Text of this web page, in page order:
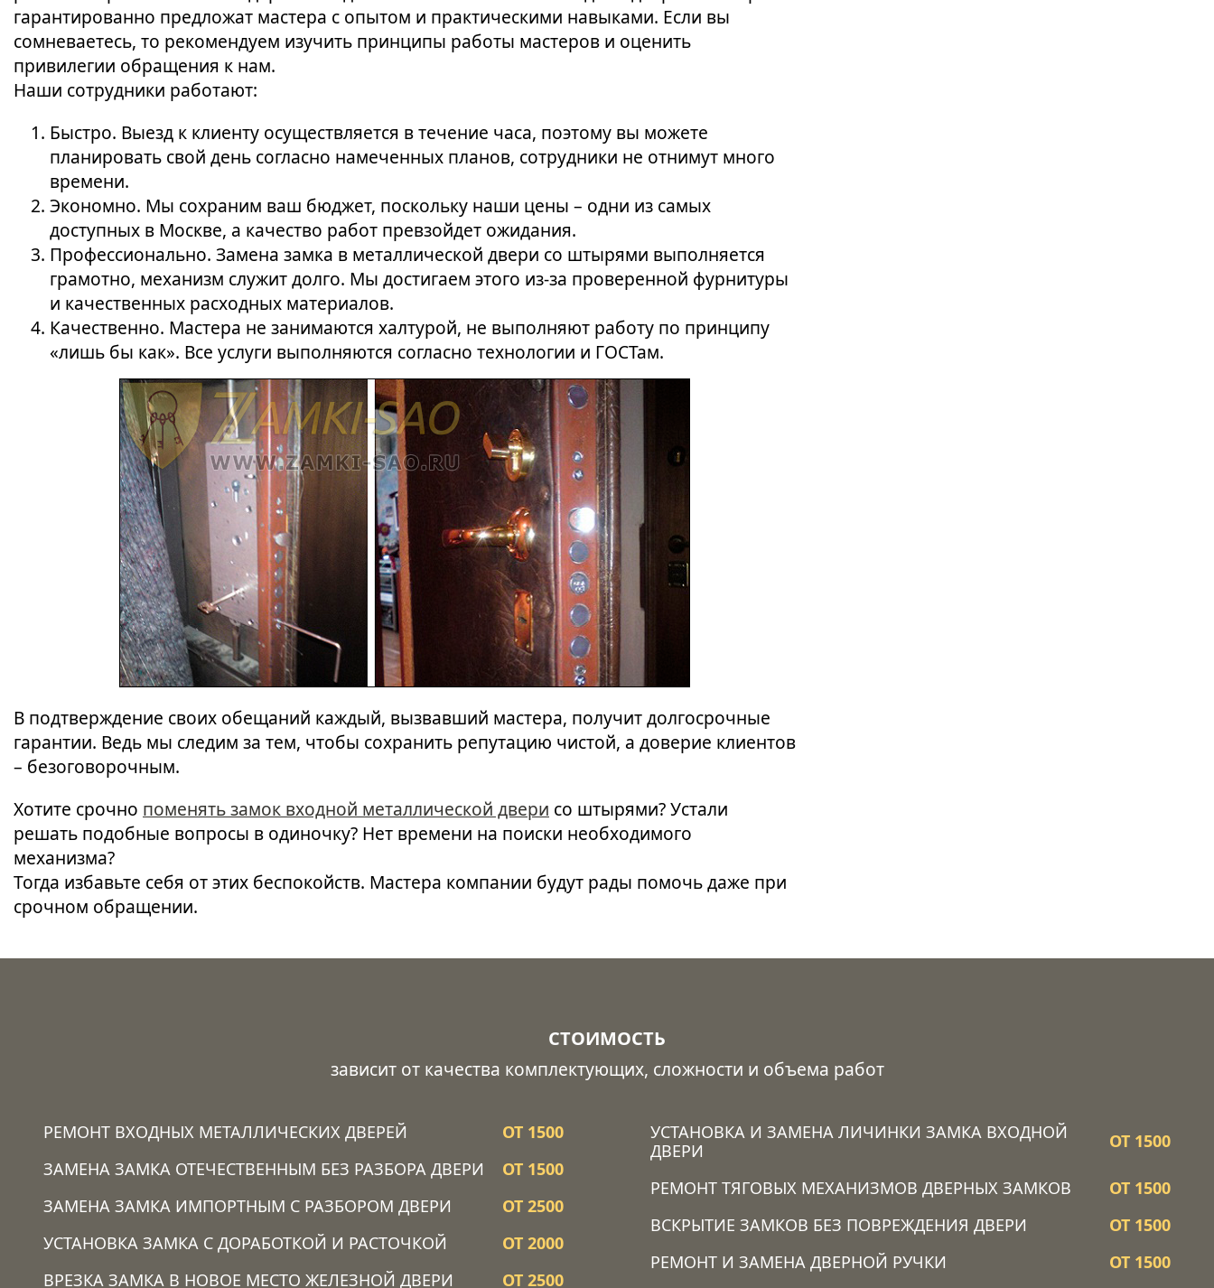
гарантированно предложат мастера с опытом и практическими навыками. Если вы
сомневаетесь, то рекомендуем изучить принципы работы мастеров и оценить
привилегии обращения к нам.
Наши сотрудники работают:
Быстро. Выезд к клиенту осуществляется в течение часа, поэтому вы можете
планировать свой день согласно намеченных планов, сотрудники не отнимут много
времени.
Экономно. Мы сохраним ваш бюджет, поскольку наши цены – одни из самых
доступных в Москве, а качество работ превзойдет ожидания.
Профессионально. Замена замка в металлической двери со штырями выполняется
грамотно, механизм служит долго. Мы достигаем этого из-за проверенной фурнитуры
и качественных расходных материалов.
Качественно. Мастера не занимаются халтурой, не выполняют работу по принципу
«лишь бы как». Все услуги выполняются согласно технологии и ГОСТам.
В подтверждение своих обещаний каждый, вызвавший мастера, получит долгосрочные
гарантии. Ведь мы следим за тем, чтобы сохранить репутацию чистой, а доверие клиентов
– безоговорочным.
Хотите срочно поменять замок входной металлической двери со штырями? Устали
решать подобные вопросы в одиночку? Нет времени на поиски необходимого
механизма?
Тогда избавьте себя от этих беспокойств. Мастера компании будут рады помочь даже при
срочном обращении.
СТОИМОСТЬ
зависит от качества комплектующих, сложности и объема работ
РЕМОНТ ВХОДНЫХ МЕТАЛЛИЧЕСКИХ ДВЕРЕЙ
ОТ 1500
ЗАМЕНА ЗАМКА ОТЕЧЕСТВЕННЫМ БЕЗ РАЗБОРА ДВЕРИ
ОТ 1500
ЗАМЕНА ЗАМКА ИМПОРТНЫМ С РАЗБОРОМ ДВЕРИ
ОТ 2500
УСТАНОВКА ЗАМКА C ДОРАБОТКОЙ И РАСТОЧКОЙ
ОТ 2000
ВРЕЗКА ЗАМКА В НОВОЕ МЕСТО ЖЕЛЕЗНОЙ ДВЕРИ
ОТ 2500
УСТАНОВКА И ЗАМЕНА ЛИЧИНКИ ЗАМКА ВХОДНОЙ
ДВЕРИ
ОТ 1500
РЕМОНТ ТЯГОВЫХ МЕХАНИЗМОВ ДВЕРНЫХ ЗАМКОВ
ОТ 1500
ВСКРЫТИЕ ЗАМКОВ БЕЗ ПОВРЕЖДЕНИЯ ДВЕРИ
ОТ 1500
РЕМОНТ И ЗАМЕНА ДВЕРНОЙ РУЧКИ
ОТ 1500